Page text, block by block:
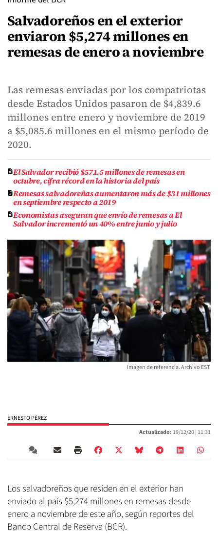
Salvadoreños en el exterior
enviaron $5,274 millones en
remesas de enero a noviembre
Las remesas enviadas por los compatriotas
desde Estados Unidos pasaron de $4,839.6
millones entre enero y noviembre de 2019
a $5,085.6 millones en el mismo período de
2020.
El Salvador recibió $571.5 millones de remesas en
octubre, cifra récord en la historia del país
Remesas salvadoreñas aumentaron más de $31 millones
en septiembre respecto a 2019
Economistas aseguran que envío de remesas a El
Salvador incrementó un 40% entre junio y julio
Imagen de referencia. Archivo EST.
ERNESTO PÉREZ
Actualizado: 19/12/20 | 11:31
Los salvadoreños que residen en el exterior han
enviado al país $5,274 millones en remesas desde
enero a noviembre de este año, según reportes del
Banco Central de Reserva (BCR).